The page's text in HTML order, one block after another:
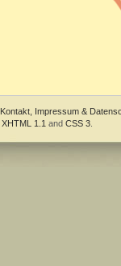
Kontakt, Impressum &
XHTML 1.1 and CSS 3